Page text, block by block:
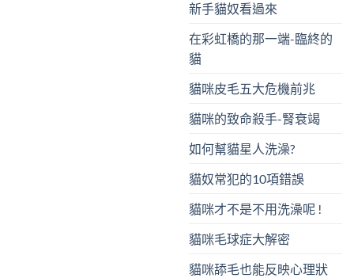
新手貓奴看過來
在彩虹橋的那一端-臨終的
貓
貓咪皮毛五大危機前兆
貓咪的致命殺手-腎衰竭
如何幫貓星人洗澡?
貓奴常犯的10項錯誤
貓咪才不是不用洗澡呢 !
貓咪毛球症大解密
貓咪舔毛也能反映心理狀